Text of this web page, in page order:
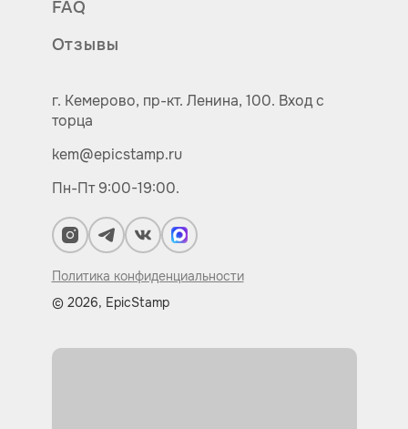
FAQ
Отзывы
г. Кемерово, пр-кт. Ленина, 100. Вход с
торца
kem@epicstamp.ru
Пн-Пт 9:00-19:00.
Политика конфиденциальности
© 2026, EpicStamp